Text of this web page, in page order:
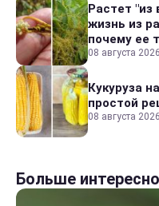
Растет "из
жизнь из
почему ее
08 августа
Кукуруза
простой
08 августа
Больше